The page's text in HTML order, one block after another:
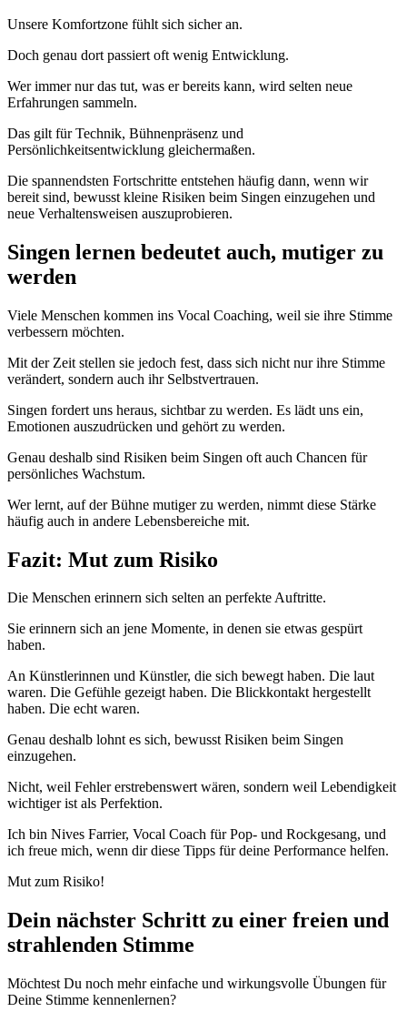
Unsere Komfortzone fühlt sich sicher an.
Doch genau dort passiert oft wenig Entwicklung.
Wer immer nur das tut, was er bereits kann, wird selten neue
Erfahrungen sammeln.
Das gilt für Technik, Bühnenpräsenz und
Persönlichkeitsentwicklung gleichermaßen.
Die spannendsten Fortschritte entstehen häufig dann, wenn wir
bereit sind, bewusst kleine Risiken beim Singen einzugehen und
neue Verhaltensweisen auszuprobieren.
Singen lernen bedeutet auch, mutiger zu
werden
Viele Menschen kommen ins Vocal Coaching, weil sie ihre Stimme
verbessern möchten.
Mit der Zeit stellen sie jedoch fest, dass sich nicht nur ihre Stimme
verändert, sondern auch ihr Selbstvertrauen.
Singen fordert uns heraus, sichtbar zu werden. Es lädt uns ein,
Emotionen auszudrücken und gehört zu werden.
Genau deshalb sind Risiken beim Singen oft auch Chancen für
persönliches Wachstum.
Wer lernt, auf der Bühne mutiger zu werden, nimmt diese Stärke
häufig auch in andere Lebensbereiche mit.
Fazit: Mut zum Risiko
Die Menschen erinnern sich selten an perfekte Auftritte.
Sie erinnern sich an jene Momente, in denen sie etwas gespürt
haben.
An Künstlerinnen und Künstler, die sich bewegt haben. Die laut
waren. Die Gefühle gezeigt haben. Die Blickkontakt hergestellt
haben. Die echt waren.
Genau deshalb lohnt es sich, bewusst Risiken beim Singen
einzugehen.
Nicht, weil Fehler erstrebenswert wären, sondern weil Lebendigkeit
wichtiger ist als Perfektion.
Ich bin Nives Farrier, Vocal Coach für Pop- und Rockgesang, und
ich freue mich, wenn dir diese Tipps für deine Performance helfen.
Mut zum Risiko!
Dein nächster Schritt zu einer freien und
strahlenden Stimme
Möchtest Du noch mehr einfache und wirkungsvolle Übungen für
Deine Stimme kennenlernen?